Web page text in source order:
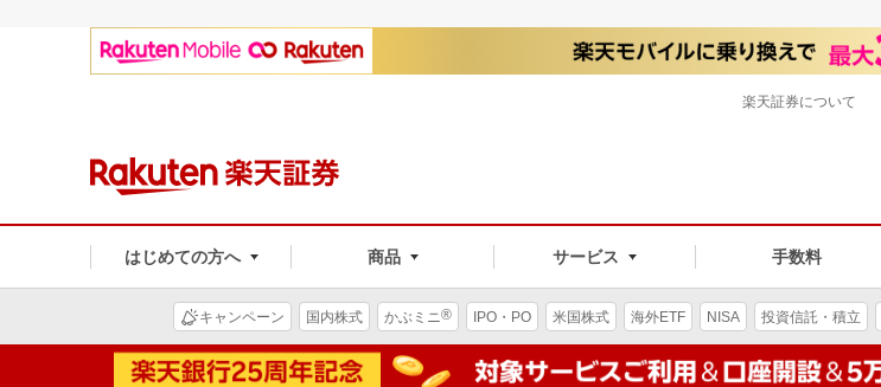
はじめての方へ 商品 サービス 手数料
楽天証券について
キャンペーン 国内株式 かぶミニ® IPO・PO 米国株式 海外ETF NISA 投資信託・積立